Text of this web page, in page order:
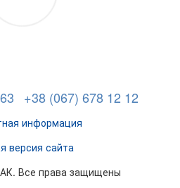
+38 (067) 678 12 12
информация
версия сайта
Все права защищены